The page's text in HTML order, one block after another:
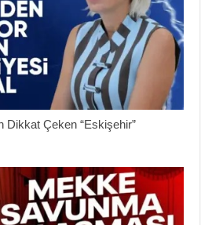
Dikkat Çeken “Eskişehir”